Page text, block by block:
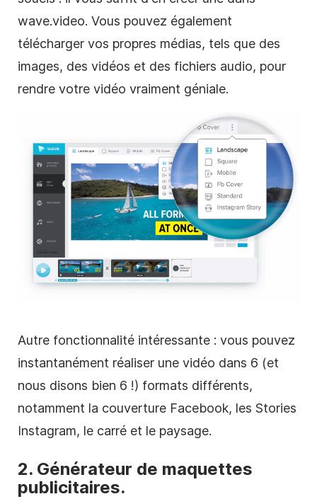
wave.video. Vous pouvez également
télécharger vos propres médias, tels que des
images, des vidéos et des fichiers audio, pour
rendre votre vidéo vraiment géniale.
Autre fonctionnalité intéressante : vous pouvez
instantanément réaliser une vidéo dans 6 (et
nous disons bien 6 !) formats différents,
notamment la couverture Facebook, les Stories
Instagram, le carré et le paysage.
2. Générateur de maquettes
publicitaires.